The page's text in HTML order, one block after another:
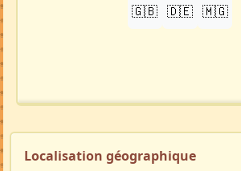
🇬🇧 🇩🇪 🇲🇬
Localisation géographique